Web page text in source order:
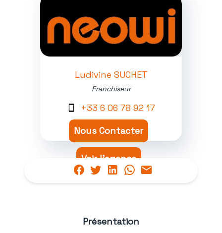
Ludivine SUCHET
Franchiseur
+33 6 06 78 92 17
Nous Contacter
Voir l'agence
Présentation